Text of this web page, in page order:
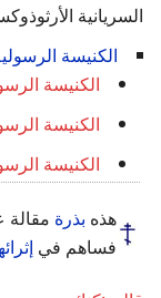
السريانية
الكنيسة
الكنيسة
الكنيسة
الكنيسة
هذه بذرة مقالة
فساهم في